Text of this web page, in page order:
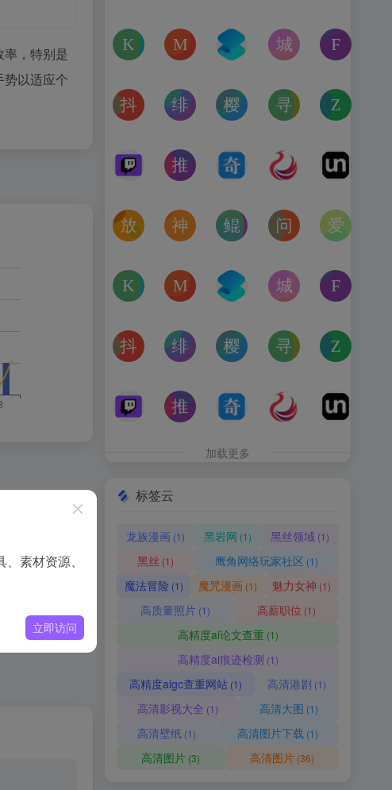
，特别是
以适应个
kagurafan
游戏补丁分享网站
MCBBS
MCBBS我的世界中文论坛官网入口
转换云
转换云（
城市交通健康榜
高德地图中国主要
抖音课堂
抖音旗下综合学习平台，覆盖抖音、今日头条、西瓜视
绯月论坛
绯月是一个以动漫、游戏、音乐、绘画等为
樱之空动漫
樱之空动漫是一个专为动漫爱
寻宝天行
完美世界官方授权
Twitch
Twitch是国外的一个直播平台，可直播游戏、电子竞
推次元
推次元a2cy.com(T站)是以COS分享为主的
奇书网
TXT电子书免费下载,TXT全集
亿图全景图库
高清图片
放屁音乐网
在线免费下载全网MP3付费歌曲
神仙代售
神仙代售，专注于游戏账号交易平台多年
鲲Galgame论坛
一个专注于二次元美少女剧情
问卷星
免费使用问卷星创
kagurafan
游戏补丁分享网站
MCBBS
MCBBS我的世界中文论坛官网入口
转换云
转换云（
城市交通健康榜
高德地图中国主要
抖音课堂
抖音旗下综合学习平台，覆盖抖音、今日头条、西瓜视
绯月论坛
绯月是一个以动漫、游戏、音乐、绘画等为
樱之空动漫
樱之空动漫是一个专为动漫爱
寻宝天行
完美世界官方授权
Twitch
Twitch是国外的一个直播平台，可直播游戏、电子竞
推次元
推次元a2cy.com(T站)是以COS分享为主的
奇书网
TXT电子书免费下载,TXT全集
亿图全景图库
高清图片
加载更多
标签云
龙族漫画 (1) 黑岩网 (1) 黑丝领域 (1)
黑丝 (1) 鹰角网络玩家社区 (1)
魔法冒险 (1) 魔咒漫画(1) 魅力女神 (1)
高质量照片(1) 高薪职位 (1)
高精度ai论文查重(1)
高精度ai痕迹检测 (1)
高精度aigc查重网站 (1) 高清港剧 (1)
高清影视大全 (1) 高清大图 (1)
高清壁纸 (1) 高清图片下载 (1)
高清图片 (3) 高清图片(36)
素材资源、
立即访问